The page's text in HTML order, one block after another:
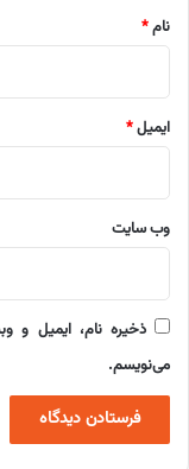
نام*
ایمیل*
وب‌ سایت
ذخیره نام، ایمیل و
می‌نویسم.